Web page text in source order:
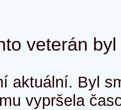
veterán
aktuální. Byl
vypršela